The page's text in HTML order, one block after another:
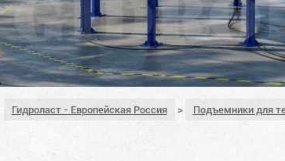
Гидроласт - Европейская Россия > Подъемники для